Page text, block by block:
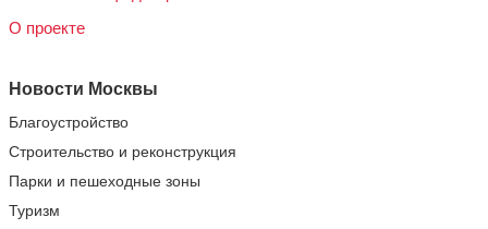
О проекте
Новости Москвы
Благоустройство
Строительство и реконструкция
Парки и пешеходные зоны
Туризм